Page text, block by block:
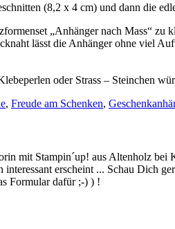
(8,2 x 4 cm) und dann die
„Anhänger nach Mass“
lässt die Anhänger ohne viel
oder Strass – Steinchen
, Freude am Schenken,
mit Stampin´up! aus Altenholz
erscheint ... Schau Dich
Formular dafür ;-) ) !